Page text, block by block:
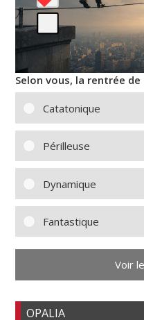
Selon vous, la rentrée
Catatonique
Périlleuse
Dynamique
Fantastique
Voir
OPALIA